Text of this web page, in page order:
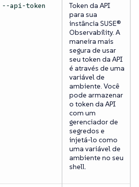
--api-token
Token da API
para sua
instância SUSE®
Observability. A
maneira mais
segura de usar
seu token da API
é através de uma
variável de
ambiente. Você
pode armazenar
o token da API
com um
gerenciador de
segredos e
injetá-lo como
uma variável de
ambiente no seu
shell.